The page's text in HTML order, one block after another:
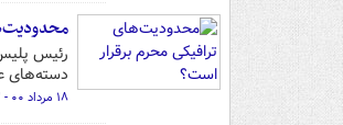
رئیس
دسته‌های
۱۸ مرداد ۰۰ - ۱۱:۳۲